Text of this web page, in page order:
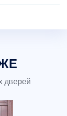
дверей